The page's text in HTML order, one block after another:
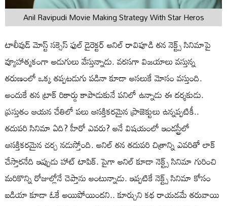
Anil Ravipudi Movie Making Strategy With Star Heros
టాలీవుడ్ మోస్ట్ సక్సెస్ ఫుల్ డైరెక్టర్ అనిల్ రావిపూడి తన నెక్ట్స్ సినిమాపై
వ్యూహాత్మకంగా అడుగులు వేస్తున్నాడు. వరసగా విజయాలు వస్తున్న
తరుణంలో ఒక్క తప్పటడుగు పడినా కూడా అసలుకే మోసం వస్తుంది.
అందుకే తన ట్రాక్ రికార్డు కాపాడుకునే పనిలో ఉన్నాడు ఈ దర్శకుడు.
ప్రస్తుతం ఆయన చేతిలో పలు ఆసక్తికరమైన ప్రాజెక్టులు ఉన్నప్పటికీ..
తదుపరి సినిమా ఏది? హీరో ఎవరు? అనే విషయంలో ఇండస్ట్రీలో
ఆసక్తికరమైన చర్చ నడుస్తోంది. అనిల్ తన తదుపరి చిత్రాన్ని ఎవరితో లాక్
చేస్తారనేది ఇప్పుడు హాట్ టాపిక్. పైగా అనిల్ కూడా నెక్ట్స్ సినిమా గురించి
మరికొన్ని రోజుల్లోనే చెప్తాను అంటున్నాడు. ఇప్పటికే నెక్ట్స్ సినిమా కోసం
ఐడియా కూడా ఓకే అయిపోయిందని.. కూర్చుని కథ రాయడమే తరువాయి